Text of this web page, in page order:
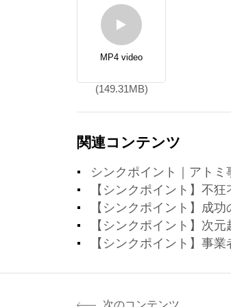
MP4 video
(149.31MB)
関連コンテンツ
シンクポイント｜アト
【シンクポイント】不
【シンクポイント】成
【シンクポイント】次
【シンクポイント】事
次のコンテンツ